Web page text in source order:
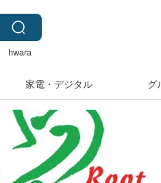
hwara
家電・デジタル グ